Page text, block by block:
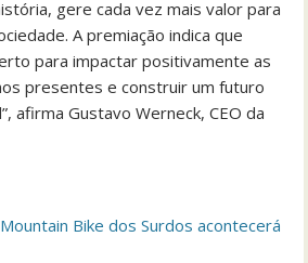
gere cada vez mais valor para
A premiação indica que
para impactar positivamente as
presentes e construir um futuro
afirma Gustavo Werneck, CEO da
Bike dos Surdos acontecerá